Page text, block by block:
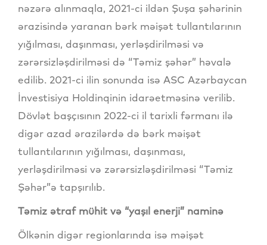
nəzərə alınmaqla, 2021-ci ildən Şuşa şəhərinin
ərazisində yaranan bərk məişət tullantılarının
yığılması, daşınması, yerləşdirilməsi və
zərərsizləşdirilməsi də “Təmiz şəhər” həvalə
edilib. 2021-ci ilin sonunda isə ASC Azərbaycan
İnvestisiya Holdinqinin idarəetməsinə verilib.
Dövlət başçısının 2022-ci il tarixli fərmanı ilə
digər azad ərazilərdə də bərk məişət
tullantılarının yığılması, daşınması,
yerləşdirilməsi və zərərsizləşdirilməsi “Təmiz
Şəhər”ə tapşırılıb.
Təmiz ətraf mühit və “yaşıl enerji” naminə
Ölkənin digər regionlarında isə məişət